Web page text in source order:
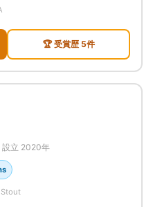
🏆 受賞歴 5件
立 2020年
Stout